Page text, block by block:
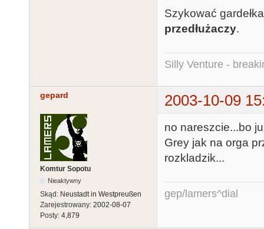
Szykować
przedłużaczy.
Silly Venture -
gepard 2003-10-09
Komtur Sopotu
Nieaktywny
Skąd: Neustadt in Westpreußen
Zarejestrowany: 2002-08-07
Posty: 4,879
no nareszcie...bo
Grey jak na orga
rozkladzik...
gep/lamers^dial